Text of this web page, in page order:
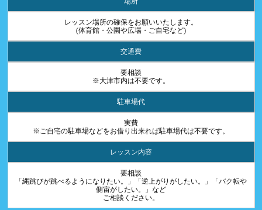
レッスン場所の確保をお願いいたします。
(体育館・公園や広場・ご自宅など)
交通費
要相談
※大津市内は不要です。
駐車場代
実費
※ご自宅の駐車場などをお借り出来れば駐車場代は不要です。
レッスン内容
要相談
「縄跳びが跳べるようになりたい。」「逆上がりがしたい。」「バク転や
側宙がしたい。」など
ご相談ください。